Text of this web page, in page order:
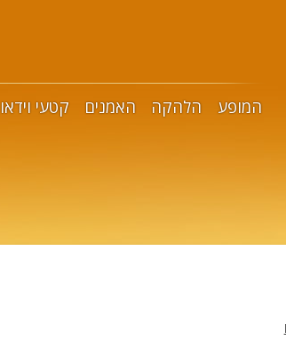
המופע הלהקה האמנים קטעי וידאו